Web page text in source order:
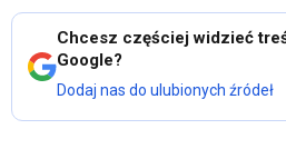
Chcesz częściej widzieć
Google?
Dodaj nas do ulubionych źródeł